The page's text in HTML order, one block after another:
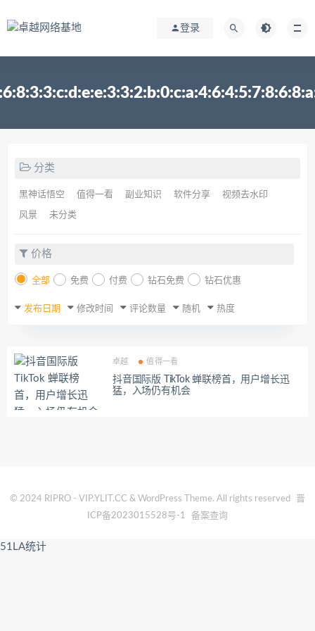
登录
分类
黑神话悟空 值得一看 副业知识 软件分享 视频去水印
风景 未分类
价格
全部 免费 付费 钻石免费 钻石优惠
发布日期 修改时间 评论数量 随机 热度
卓越 值得一看
抖音国际版 TikTok 蝉联榜首，用户增长迅
猛，入场仍有机会
© 2024 RIPRO - VIP.YLIT.CC & WordPress Theme. All rights reserved
晋
ICP备2023015528号-1
备案查询
51LA统计